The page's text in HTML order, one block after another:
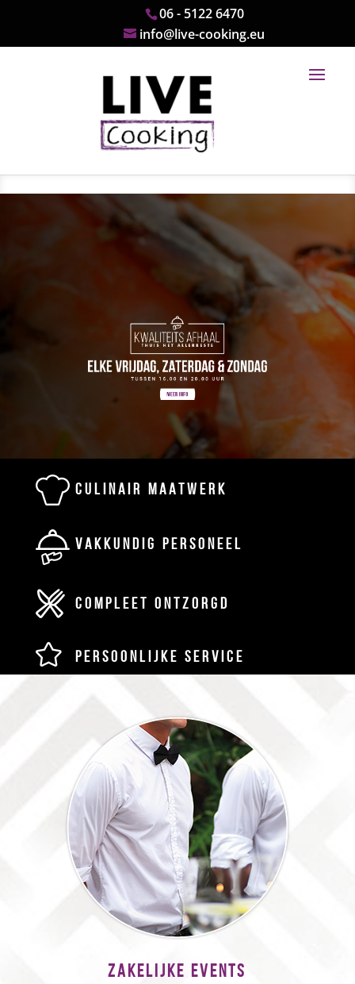
06 - 5122 6470
info@live-cooking.eu
CULINAIR MAATWERK
VAKKUNDIG PERSONEEL
COMPLEET ONTZORGD
PERSOONLIJKE SERVICE
ZAKELIJKE EVENTS